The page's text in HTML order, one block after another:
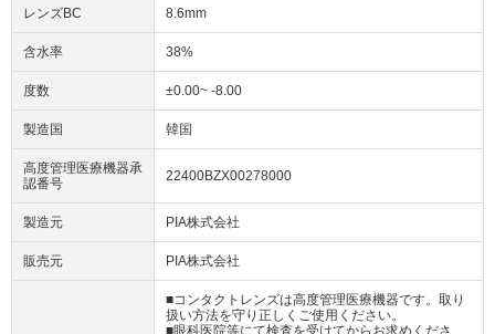
レンズBC 8.6mm
含水率 38%
度数 ±0.00~ -8.00
製造国 韓国
高度管理医療機器承
認番号
22400BZX00278000
製造元 PIA株式会社
販売元 PIA株式会社
■コンタクトレンズは高度管理医療機器です。取り
扱い方法を守り正しくご使用ください。
■眼科医院等にて検査を受けてからお求めくださ